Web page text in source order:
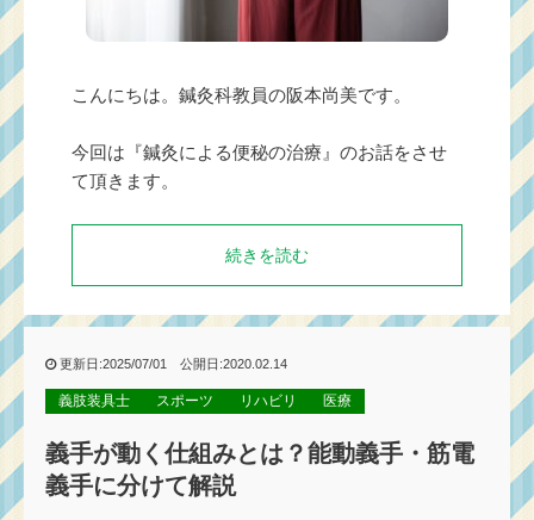
こんにちは。鍼灸科教員の阪本尚美です。
今回は『鍼灸による便秘の治療』のお話をさせ
て頂きます。
続きを読む
更新日:2025/07/01 公開日:2020.02.14
義肢装具士 スポーツ リハビリ 医療
義手が動く仕組みとは？能動義手・筋電
義手に分けて解説